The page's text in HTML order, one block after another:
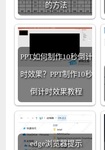
的方法
PPT如何制作10秒倒计
时效果？PPT制作10秒
倒计时效果教程
edge浏览器提示